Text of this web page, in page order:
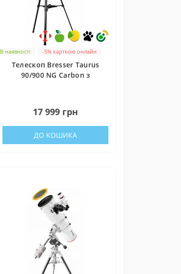
В наявності -5% карткою онлайн
Телескоп Bresser Taurus
90/900 NG Carbon з
17 999 грн
ДО КОШИКА